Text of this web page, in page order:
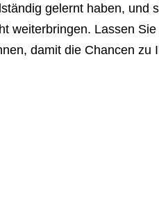
gelernt haben, und
weiterbringen. Lassen
damit die Chancen zu